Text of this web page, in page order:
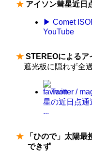
★ アイソン彗星近日
▶ Comet
YouTube
★ STEREOによるア
遮光板に隠れず全
Twitter /
星の近日点通
...
★ 「ひので」太陽最
できず